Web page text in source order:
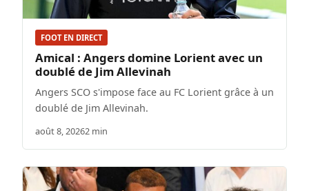
FOOT EN DIRECT
Amical : Angers domine Lorient avec un
doublé de Jim Allevinah
Angers SCO s'impose face au FC Lorient grâce à un
doublé de Jim Allevinah.
août 8, 20262 min